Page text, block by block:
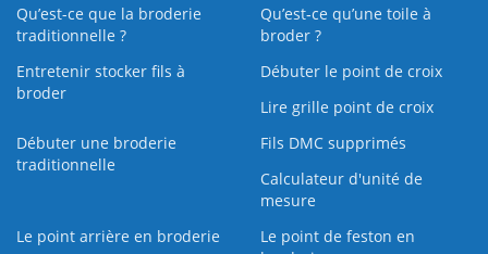
Qu’est-ce que la broderie
traditionnelle ?
Qu’est‑ce qu’une toile à
broder ?
Entretenir stocker fils à
broder
Débuter le point de croix
Lire grille point de croix
Débuter une broderie
traditionnelle
Fils DMC supprimés
Calculateur d'unité de
mesure
Le point arrière en broderie
Le point de feston en